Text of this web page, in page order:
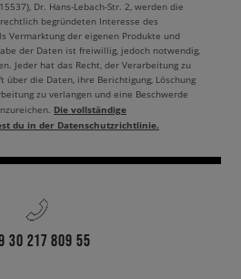
Dr. Hans-Lebach-Str. 2, werden die
begründeten Interesse des
Vermarktung der eigenen Produkte und
der Daten ist freiwillig, jedoch notwendig,
Jeder hat das Recht, der Verarbeitung zu
über die Daten, ihre Berichtigung, Löschung
zu verlangen und eine Beschwerde
Die vollständige
du in der Datenschutzrichtlinie.
30 217 809 55